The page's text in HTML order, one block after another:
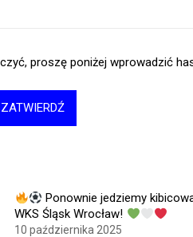
proszę poniżej wprowadzić
Ponownie jedziemy
WKS Śląsk Wrocław!
10 października 2025